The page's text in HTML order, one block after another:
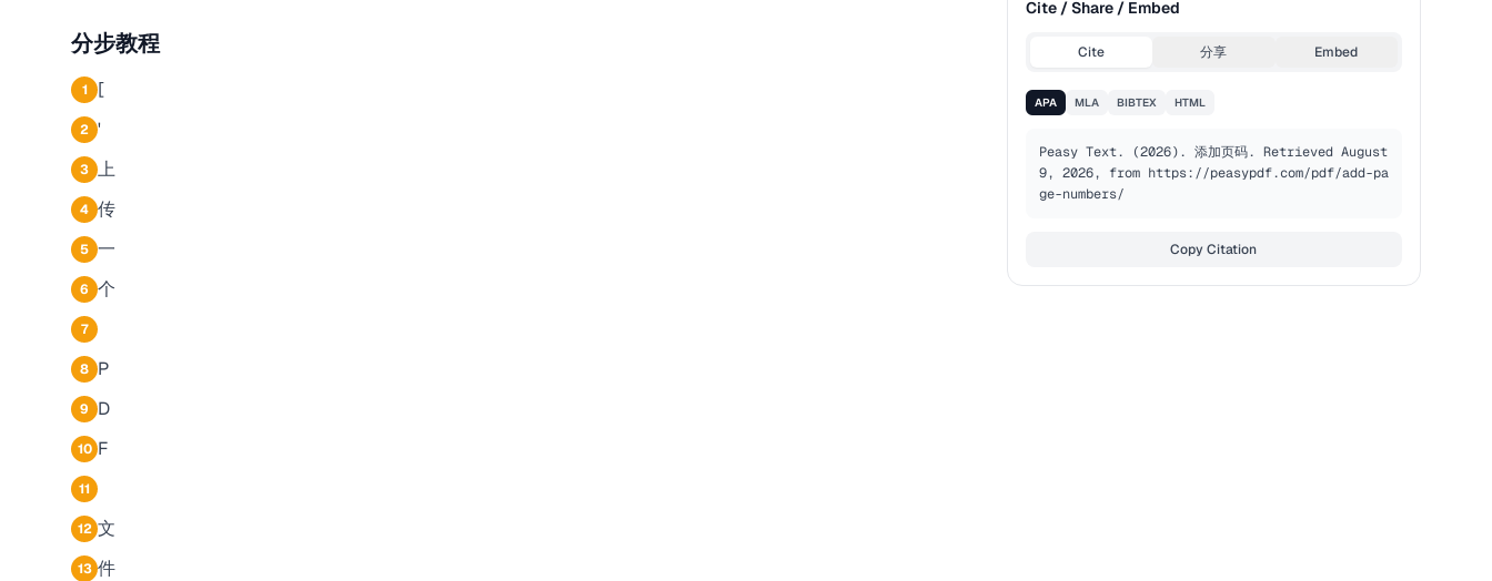
分步教程
1 [
2 '
3 上
4 传
5 一
6 个
7
8 P
9 D
10 F
11
12 文
13 件
Cite / Share / Embed
Cite 分享 Embed
APA MLA BIBTEX HTML
Peasy Text. (2026). 添加页码. Retrieved August
9, 2026, from https://peasypdf.com/pdf/add-pa
ge-numbers/
Copy Citation